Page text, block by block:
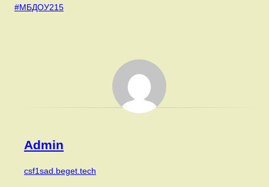
#МБДОУ215
Admin
csf1sad.beget.tech